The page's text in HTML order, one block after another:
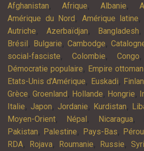
Afghanistan, Afrique, Albanie,
Amérique du Nord , Amérique latine,
Autriche, Azerbaïdjan, Bangladesh,
Brésil , Bulgarie, Cambodge,
social-fasciste, Colombie, Congo
Démocratie populaire, Empire ottoman
Etats-Unis d'Amérique, Euskadi,
Grèce, Groenland , Hollande, Hongrie,
Italie, Japon, Jordanie, Kurdistan,
Moyen-Orient, Népal , Nicaragua,
Pakistan, Palestine, Pays-Bas, Pérou
RDA, Rojava, Roumanie, Russie,